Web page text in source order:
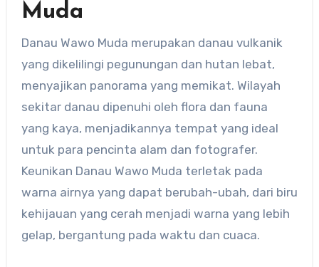
Muda
Danau Wawo Muda merupakan danau vulkanik
yang dikelilingi pegunungan dan hutan lebat,
menyajikan panorama yang memikat. Wilayah
sekitar danau dipenuhi oleh flora dan fauna
yang kaya, menjadikannya tempat yang ideal
untuk para pencinta alam dan fotografer.
Keunikan Danau Wawo Muda terletak pada
warna airnya yang dapat berubah-ubah, dari biru
kehijauan yang cerah menjadi warna yang lebih
gelap, bergantung pada waktu dan cuaca.